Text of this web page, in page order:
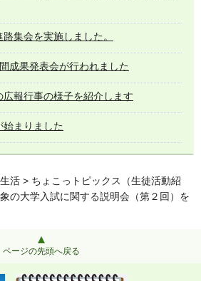
路集会を実施しました。
成果発表会が行われました
広報行事の様子を紹介します
始まりました
活 > ちょこっトピックス（生徒活動紹
の大学入試に関する説明会（第２回）を
ページの先頭へ戻る